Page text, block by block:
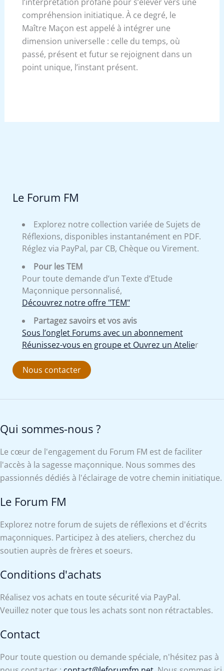
compréhension initiatique. À ce degré, le
Maître Maçon est appelé à intégrer une
dimension universelle : celle du temps, où
passé, présent et futur se rejoignent dans un
point unique, l’instant présent.
Le Forum FM
Explorez notre collection variée de Sujets de
Réflexions, disponibles instantanément en PDF.
Réglez via PayPal, par CB, Chèque ou Virement.
Pour les TEM
Pour toute demande d’un Texte d’Etude
Maçonnique personnalisé,
Découvrez notre offre "TEM"
Partagez savoirs et vos avis
Sous l’onglet Forums avec un abonnement
Réunissez-vous en groupe et Ouvrez un Atelier
Nous contacter
Qui sommes-nous ?
Le cœur de l'engagement du Forum FM est de faciliter
l'accès à la sagesse maçonnique. Nous sommes des
passionnés dédiés à l'éclairage de votre chemin initiatique.
Le Forum FM
Explorez notre forum de sujets de réflexions et d'écrits
maçonniques. Participez à des ateliers, cherchez du
soutien auprès de frères et soeurs.
Conditions d'achats
Réalisez vos achats en toute sécurité via PayPal.
Veuillez noter que tous les achats sont non rétractables.
Contact
Pour toute question ou demande spéciale, n'hésitez pas à